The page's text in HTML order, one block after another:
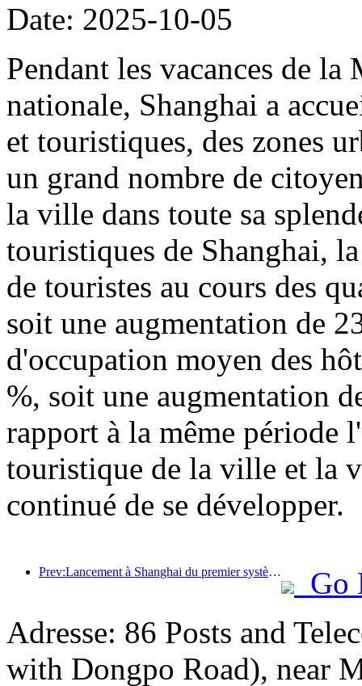
Date: 2025-10-05
Pendant les vacances de
nationale, Shanghai a
et touristiques, des zones
un grand nombre de
la ville dans toute sa
touristiques de Shanghai,
de touristes au cours des
soit une augmentation de
d'occupation moyen des
%, soit une augmentation
rapport à la même période
touristique de la ville et la
continué de se développer.
Prev:Lancement à Shanghai du premier système de consommation culturelle et touristique en libre-service pour les touristes étrangers en Chine
Go
Adresse: 86 Posts and
with Dongpo Road), near